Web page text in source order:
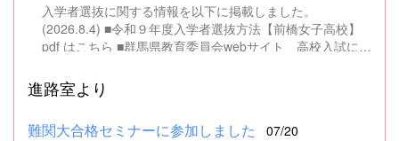
入学者選抜に関する情報を以下に掲載しました。
(2026.8.4) ■令和９年度入学者選抜方法【前橋女子高校】
pdf はこちら ■群馬県教育委員会webサイト 高校入試に関
進路室より
難関大合格セミナーに参加しました 07/20